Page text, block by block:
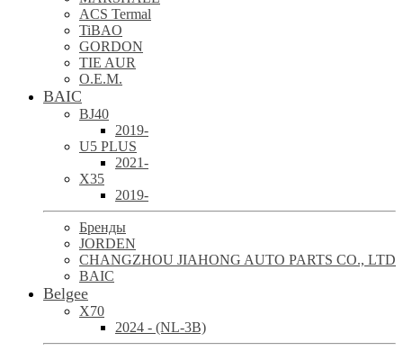
ACS Termal
TiBAO
GORDON
TIE AUR
O.E.M.
BAIC
BJ40
2019-
U5 PLUS
2021-
X35
2019-
Бренды
JORDEN
CHANGZHOU JIAHONG AUTO PARTS CO., LTD
BAIC
Belgee
X70
2024 - (NL-3B)